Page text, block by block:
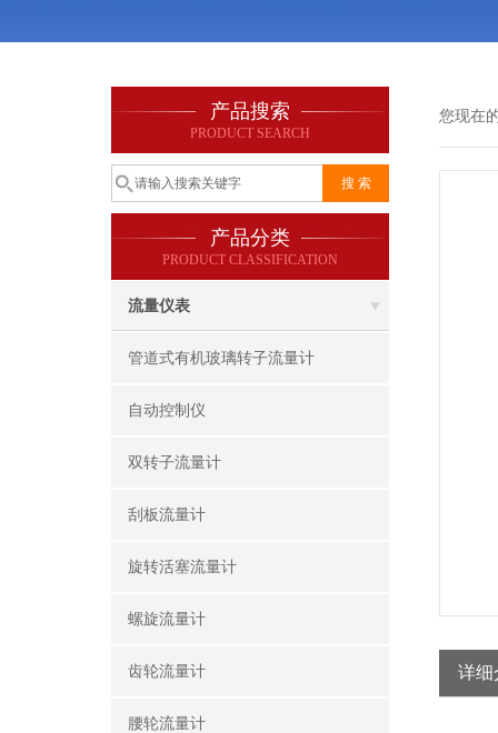
产品搜索
PRODUCT SEARCH
产品分类
PRODUCT CLASSIFICATION
流量仪表
管道式有机玻璃转子流量计
自动控制仪
双转子流量计
刮板流量计
旋转活塞流量计
螺旋流量计
齿轮流量计
腰轮流量计
您现在
详细